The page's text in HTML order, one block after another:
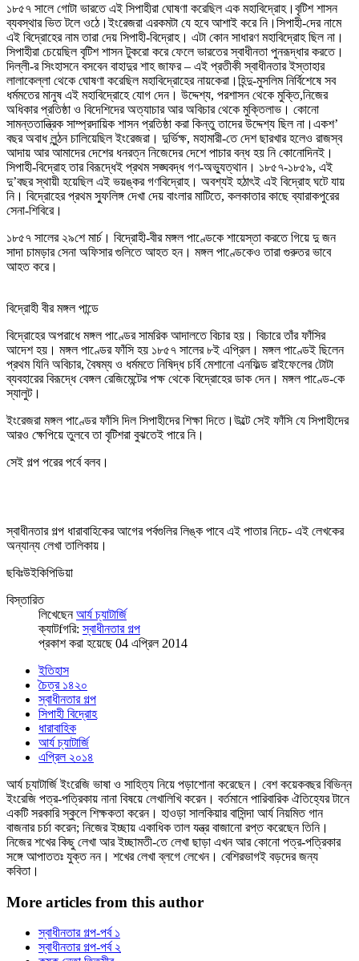
১৮৫৭ সালে গোটা ভারতে এই সিপাহীরা ঘোষণা করেছিল এক মহাবিদ্রোহ।বৃটিশ শাসন
ব্যবস্থার ভিত টলে ওঠে।ইংরেজরা এরকমটা যে হবে আশাই করে নি।সিপাহী-দের নামে
এই বিদ্রোহের নাম তারা দেয় সিপাহী-বিদ্রোহ। এটা কোন সাধারণ মহাবিদ্রোহ ছিল না।
সিপাহীরা চেয়েছিল বৃটিশ শাসন টুকরো করে ফেলে ভারতের স্বাধীনতা পুনরূদ্ধার করতে।
দিল্লী-র সিংহাসনে বসবেন বাহাদুর শাহ জাফর – এই প্রতীকী স্বাধীনতার ইস্তাহার
লালাকেল্লা থেকে ঘোষণা করেছিল মহাবিদ্রোহের নায়কেরা।হিন্দু-মুসলিম নির্বিশেষে সব
ধর্মমতের মানুষ এই মহাবিদ্রোহে যোগ দেন। উদ্দেশ্য, পরশাসন থেকে মুক্তি,নিজের
অধিকার প্রতিষ্ঠা ও বিদেশিদের অত্যাচার আর অবিচার থেকে মুক্তিলাভ। কোনো
সামন্ততান্ত্রিক সাম্প্রদায়িক শাসন প্রতিষ্ঠা করা কিন্তু তাদের উদ্দেশ্য ছিল না।একশ’
বছর অবাধ লুন্ঠন চালিয়েছিল ইংরেজরা। দুর্ভিক্ষ, মহামারী-তে দেশ ছারখার হলেও রাজস্ব
আদায় আর আমাদের দেশের ধনরত্ন নিজেদের দেশে পাচার বন্ধ হয় নি কোনোদিনই।
সিপাহী-বিদ্রোহ তার বিরূদ্ধেই প্রথম সঙ্ঘবদ্ধ গণ-অভ্যুত্থান। ১৮৫৭-১৮৫৯, এই
দু’বছর স্থায়ী হয়েছিল এই ভয়ঙ্কর গণবিদ্রোহ। অবশ্যই হঠাৎই এই বিদ্রোহ ঘটে যায়
নি। বিদ্রোহের প্রথম স্ফুলিঙ্গ দেখা দেয় বাংলার মাটিতে, কলকাতার কাছে ব্যারাকপুরের
সেনা-শিবিরে।
১৮৫৭ সালের ২৯শে মার্চ। বিদ্রোহী-বীর মঙ্গল পাণ্ডেকে শায়েস্তা করতে গিয়ে দু জন
সাদা চামড়ার সেনা অফিসার গুলিতে আহত হন। মঙ্গল পাণ্ডেকেও তারা গুরুতর ভাবে
আহত করে।
বিদ্রোহী বীর মঙ্গল পান্ডে
বিদ্রোহের অপরাধে মঙ্গল পাণ্ডের সামরিক আদালতে বিচার হয়। বিচারে তাঁর ফাঁসির
আদেশ হয়। মঙ্গল পাণ্ডের ফাঁসি হয় ১৮৫৭ সালের ৮ই এপ্রিল। মঙ্গল পাণ্ডেই ছিলেন
প্রথম যিনি অবিচার, বৈষম্য ও ধর্মমতে নিষিদ্ধ চর্বি মেশানো এনফিল্ড রাইফেলের টোটা
ব্যবহারের বিরূদ্ধে বেঙ্গল রেজিমেন্টের পক্ষ থেকে বিদ্রোহের ডাক দেন। মঙ্গল পাণ্ডে-কে
স্যালুট।
ইংরেজরা মঙ্গল পাণ্ডের ফাঁসি দিল সিপাহীদের শিক্ষা দিতে।উল্টে সেই ফাঁসি যে সিপাহীদের
আরও ক্ষেপিয়ে তুলবে তা বৃটিশরা বুঝতেই পারে নি।
সেই গল্প পরের পর্বে বলব।
স্বাধীনতার গল্প ধারাবাহিকের আগের পর্বগুলির লিঙ্ক পাবে এই পাতার নিচে- এই লেখকের
অন্যান্য লেখা তালিকায়।
ছবিঃউইকিপিডিয়া
বিস্তারিত
লিখেছেনআর্য চ্যাটার্জি
ক্যাটfগরি:স্বাধীনতার গল্প
প্রকাশ করা হয়েছে 04 এপ্রিল 2014
ইতিহাস
চৈত্র ১৪২০
স্বাধীনতার গল্প
সিপাহী বিদ্রোহ
ধারাবাহিক
আর্য চ্যাটার্জি
এপ্রিল ২০১৪
আর্য চ্যাটার্জি ইংরেজি ভাষা ও সাহিত্য নিয়ে পড়াশোনা করেছেন। বেশ কয়েকবছর বিভিন্ন
ইংরেজি পত্র-পত্রিকায় নানা বিষয়ে লেখালিখি করেন। বর্তমানে পারিবারিক ঐতিহ্যের টানে
একটি সরকারি স্কুলে শিক্ষকতা করেন। হাওড়া সালকিয়ার বাসিন্দা আর্য নিয়মিত গান
বাজনার চর্চা করেন; নিজের ইচ্ছায় একাধিক তাল যন্ত্র বাজানো রপ্ত করেছেন তিনি।
নিজের শখের কিছু লেখা আর ইচ্ছামতী-তে লেখা ছাড়া এখন আর কোনো পত্র-পত্রিকার
সঙ্গে আপাততঃ যুক্ত নন। শখের লেখা ব্লগে লেখেন। বেশিরভাগই বড়দের জন্য
কবিতা।
More articles from this author
স্বাধীনতার গল্প-পর্ব ১
স্বাধীনতার গল্প-পর্ব ২